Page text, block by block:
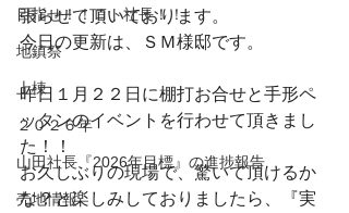
目指せ！！ロト社長！！
地鎮祭
上棟
２０２６年
山田社長『2026年目標』の進捗報告
売地情報
張らせて頂いております。
今日の更新は、ＳＭ様邸です。
昨日１月２２日に棚打お合せと手形ペ
ッタンのイベントを行わせて頂きまし
た！！
お久しぶりの現場で、驚いて頂けるか
な？と楽しみしておりましたら、『実